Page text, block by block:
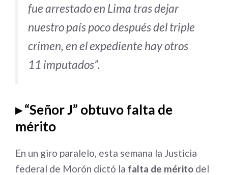
fue arrestado en Lima tras dejar
nuestro país poco después del triple
crimen, en el expediente hay otros
11 imputados”.
▸ “Señor J” obtuvo falta de
mérito
En un giro paralelo, esta semana la Justicia
federal de Morón dictó la falta de mérito del